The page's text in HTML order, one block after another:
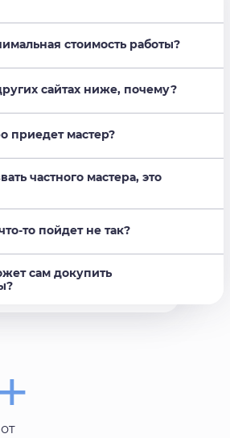
стоимость работы?
сайтах ниже, почему?
приедет мастер?
частного мастера, это
то пойдет не так?
сам докупить